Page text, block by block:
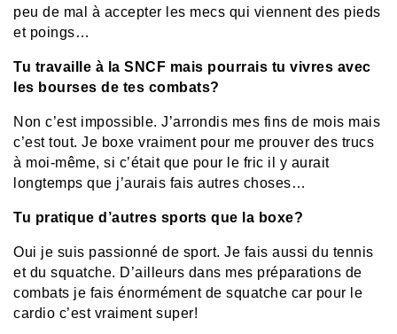
peu de mal à accepter les mecs qui viennent des pieds
et poings…
Tu travaille à la SNCF mais pourrais tu vivres avec
les bourses de tes combats?
Non c’est impossible. J’arrondis mes fins de mois mais
c’est tout. Je boxe vraiment pour me prouver des trucs
à moi-même, si c’était que pour le fric il y aurait
longtemps que j’aurais fais autres choses…
Tu pratique d’autres sports que la boxe?
Oui je suis passionné de sport. Je fais aussi du tennis
et du squatche. D’ailleurs dans mes préparations de
combats je fais énormément de squatche car pour le
cardio c’est vraiment super!